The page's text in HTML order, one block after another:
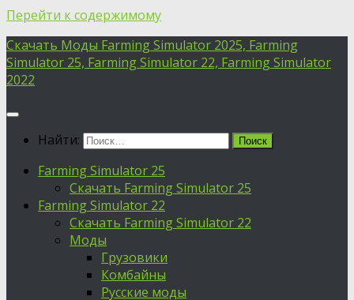
Перейти к содержимому
Скачать Моды Farming Simulator 2025, Farming
Simulator 25, Farming Simulator 22, Farming Simulator
2022
Найти:
Farming Simulator 25
Скачать Farming Simulator 25
Farming Simulator 22
Скачать Farming Simulator 22
Моды
Грузовики
Комбайны
Русские моды